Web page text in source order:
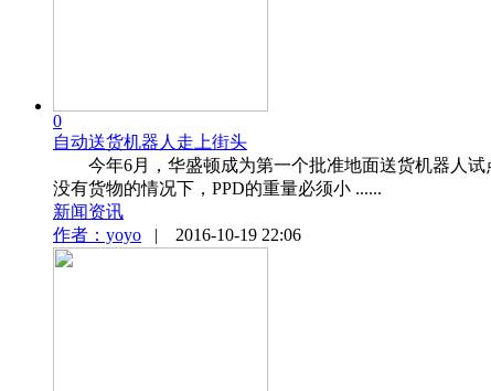
0
自动送货机器人走上街头
今年6月，华盛顿成为第一个批准地面送货机器人试
没有货物的情况下，PPD的重量必须小 ......
新闻资讯
作者：yoyo | 2016-10-19 22:06